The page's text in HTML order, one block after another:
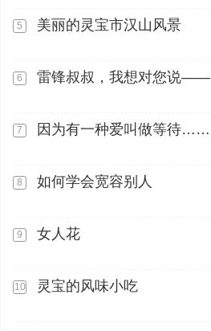
5 美丽的灵宝市汉山风景
6 雷锋叔叔，我想对您说——
7 因为有一种爱叫做等待……
8 如何学会宽容别人
9 女人花
10 灵宝的风味小吃